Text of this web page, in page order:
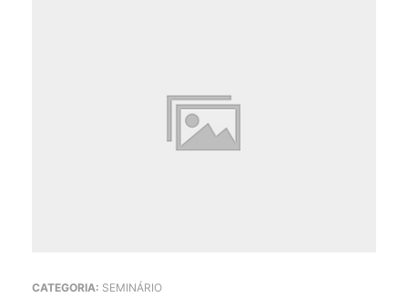
CATEGORIA: SEMINÁRIO